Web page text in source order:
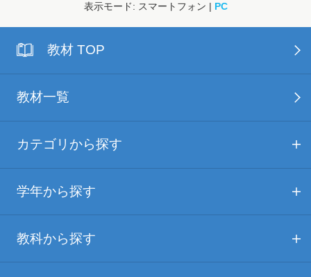
表示モード: スマートフォン | PC
教材 TOP
教材一覧
カテゴリから探す
学年から探す
教科から探す